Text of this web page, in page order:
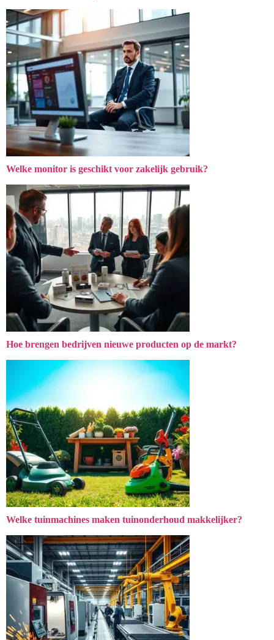
Welke monitor is geschikt voor zakelijk gebruik?
Hoe brengen bedrijven nieuwe producten op de markt?
Welke tuinmachines maken tuinonderhoud makkelijker?